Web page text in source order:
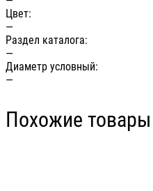
Цвет:
—
Раздел каталога:
—
Диаметр условный:
—
Похожие товары